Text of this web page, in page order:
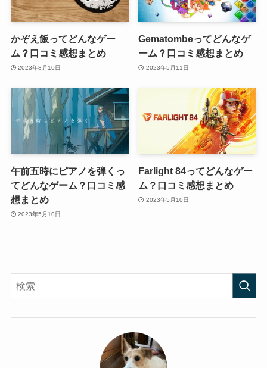
かぞえ飯ってどんなゲー
ム？口コミ感想まとめ
2023年8月10日
Gematombeってどんなゲ
ーム？口コミ感想まとめ
2023年5月11日
午前五時にピアノを弾くっ
てどんなゲーム？口コミ感
想まとめ
2023年5月10日
Farlight 84ってどんなゲー
ム？口コミ感想まとめ
2023年5月10日